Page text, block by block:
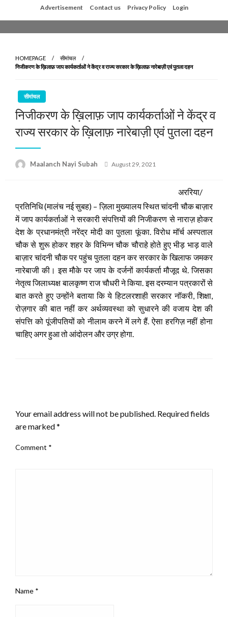
to
content
Advertisement Contact us Privacy Policy Login
HOMEPAGE
सीमांचल
निजीकरण के ख़िलाफ़ जाप कार्यकर्ताओं ने केंद्र व राज्य सरकार के ख़िलाफ़ नारेबाज़ी एवं पुतला दहन
सीमांचल
निजीकरण के ख़िलाफ़ जाप कार्यकर्ताओं ने केंद्र व
राज्य सरकार के ख़िलाफ़ नारेबाज़ी एवं पुतला दहन
Maalanch Nayi Subah
Posted
August 29, 2021
अररिया/
प्रतिनिधि (मालंच नई सुबह) – ज़िला मुख्यालय स्थित चांदनी चौक बाज़ार
में जाप कार्यकर्ताओं ने सरकारी संपत्तियों की निजीकरण से नाराज़ होकर
देश के प्रधानमंत्री नरेंद्र मोदी का पुतला फूंका. विरोध मॉर्च अस्पताल
चौक से शुरू होकर शहर के विभिन्न चौक चौराहे होते हुए भीड़ भाड़ वाले
बाज़ार चांदनी चौक पर पहुंच पुतला दहन कर सरकार के खिलाफ जमकर
नारेबाजी की। इस मौके पर जाप के दर्जनों कार्यकर्ता मौजूद थे. जिसका
नेतृत्व जिलाध्यक्ष बालकृष्ण राज चौधरी ने किया. इस दरम्यान पत्रकारों से
बात करते हुए उन्होंने बताया कि ये हिटलरशाही सरकार नॉकरी, शिक्षा,
रोज़गार की बात नहीं कर अर्थव्यवस्था को सुधारने की वजाय देश की
संपत्ति को पूंजीपतियों को नीलाम करने में लगे हैं. ऐसा हरगिज़ नहीं होना
चाहिए अगर हुआ तो आंदोलन और उग्र होगा.
Your email address will not be published. Required fields
are marked*
Comment *
Name *